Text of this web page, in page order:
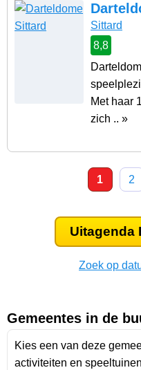
Sittard
8,8
Met haar
zich .. »
1 2
Uitagenda
Zoek op
Gemeentes in de
Kies een van deze
activiteiten en